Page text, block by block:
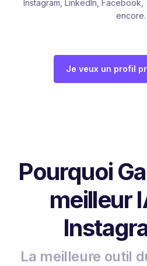
Instagram, LinkedIn, Facebook,
encore.
Je veux un profil
Pourquoi
meilleur
La meilleure outil